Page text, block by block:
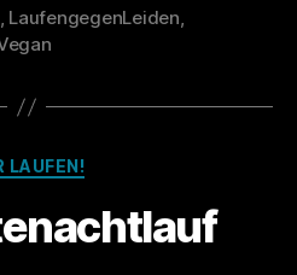
140.
, LaufengegenLeiden,
Kategorien
LAUFEN!